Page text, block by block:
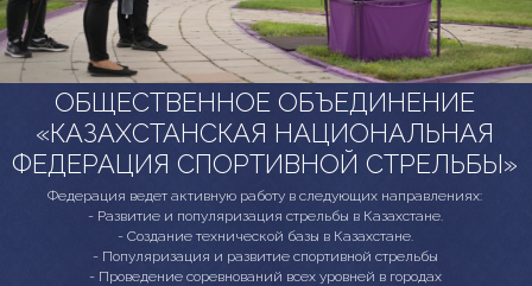
ОБЩЕСТВЕННОЕ ОБЪЕДИНЕНИЕ
«КАЗАХСТАНСКАЯ НАЦИОНАЛЬНАЯ
ФЕДЕРАЦИЯ СПОРТИВНОЙ СТРЕЛЬБЫ»
Федерация ведет активную работу в следующих направлениях:
- Развитие и популяризация стрельбы в Казахстане.
- Создание технической базы в Казахстане.
- Популяризация и развитие спортивной стрельбы
- Проведение соревнований всех уровней в городах